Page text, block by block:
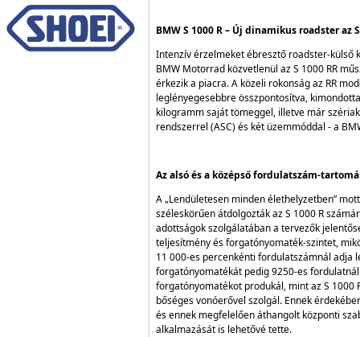
BMW S 1000 R – Új dinamikus roadster az
Intenzív érzelmeket ébresztő roadster-külső
BMW Motorrad közvetlenül az S 1000 RR
érkezik a piacra. A közeli rokonság az RR
leglényegesebbre összpontosítva,
kilogramm saját tömeggel, illetve már
rendszerrel (ASC) és két üzemmóddal - a
Az alsó és a középső fordulatszám-
A „Lendületesen minden élethelyzetben”
széleskörűen átdolgozták az S 1000 R
adottságok szolgálatában a tervezők
teljesítmény és forgatónyomaték-szintet,
11 000-es percenkénti fordulatszámnál adja
forgatónyomatékát pedig 9250-es
forgatónyomatékot produkál, mint az S 1000
bőséges vonóerővel szolgál. Ennek
és ennek megfelelően áthangolt központi
alkalmazását is lehetővé tette.